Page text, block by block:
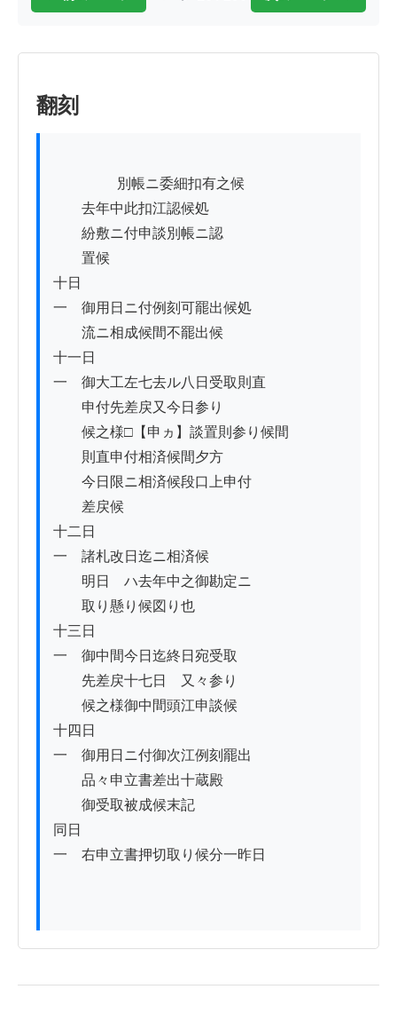
翻刻
去年中此扣江認候処
紛敷ニ付申談別帳ニ認
置候
十日
一　御用日ニ付例刻可罷出候処
流ニ相成候間不罷出候
十一日
一　御大工左七去ル八日受取則直
申付先差戻又今日参り
候之様□【申ヵ】談置則参り候間
則直申付相済候間夕方
今日限ニ相済候段口上申付
差戻候
十二日
一　諸札改日迄ニ相済候
明日ゟハ去年中之御勘定ニ
取り懸り候図り也
十三日
一　御中間今日迄終日宛受取
先差戻十七日ゟ又々参り
候之様御中間頭江申談候
十四日
一　御用日ニ付御次江例刻罷出
品々申立書差出十蔵殿
御受取被成候末記
同日
一　右申立書押切取り候分一昨日